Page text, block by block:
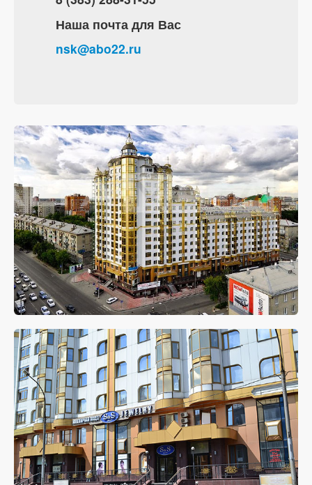
Наша почта для Вас
nsk@abo22.ru